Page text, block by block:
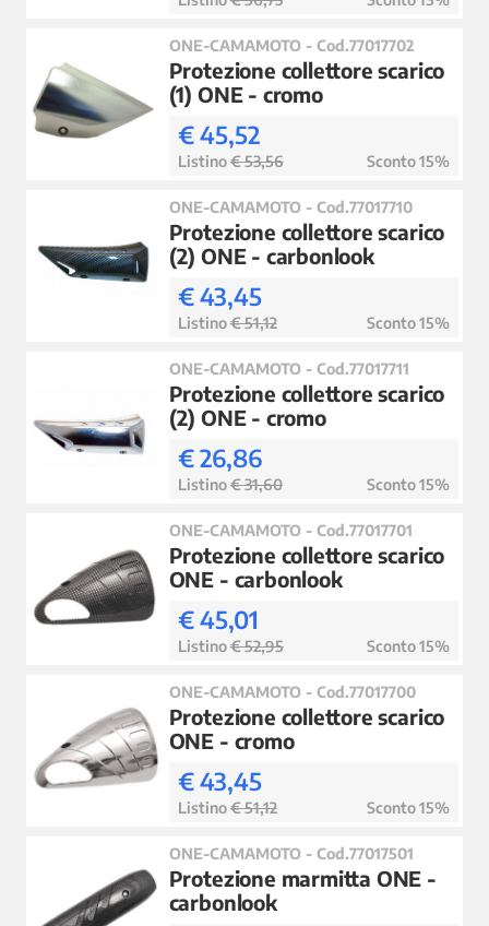
ONE-CAMAMOTO - Cod.77017702
Protezione collettore scarico
(1) ONE - cromo
€ 45,52
Listino€ 53,56 Sconto 15%
ONE-CAMAMOTO - Cod.77017710
Protezione collettore scarico
(2) ONE - carbonlook
€ 43,45
Listino€ 51,12 Sconto 15%
ONE-CAMAMOTO - Cod.77017711
Protezione collettore scarico
(2) ONE - cromo
€ 26,86
Listino€ 31,60 Sconto 15%
ONE-CAMAMOTO - Cod.77017701
Protezione collettore scarico
ONE - carbonlook
€ 45,01
Listino€ 52,95 Sconto 15%
ONE-CAMAMOTO - Cod.77017700
Protezione collettore scarico
ONE - cromo
€ 43,45
Listino€ 51,12 Sconto 15%
ONE-CAMAMOTO - Cod.77017501
Protezione marmitta ONE -
carbonlook